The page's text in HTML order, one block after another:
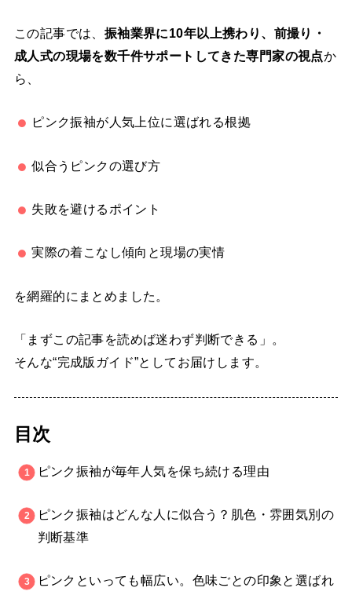
この記事では、 振袖業界に10年以上携わり、前撮り・
成人式の現場を数千件サポートしてきた専門家の視点か
ら、
ピンク振袖が人気上位に選ばれる根拠
似合うピンクの選び方
失敗を避けるポイント
実際の着こなし傾向と現場の実情
を網羅的にまとめました。
「まずこの記事を読めば迷わず判断できる」。
そんな“完成版ガイド”としてお届けします。
目次
ピンク振袖が毎年人気を保ち続ける理由
ピンク振袖はどんな人に似合う？肌色・雰囲気別の
判断基準
ピンクといっても幅広い。色味ごとの印象と選ばれ